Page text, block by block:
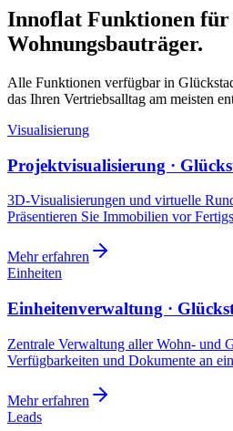
Innoflat Funktionen für
Wohnungsbauträger.
Alle Funktionen verfügbar in
das Ihren Vertriebsalltag am meisten
Visualisierung
Projektvisualisierung ·
3D-Visualisierungen und virtuelle
Präsentieren Sie Immobilien vor
Mehr erfahren
Einheiten
Einheitenverwaltung ·
Zentrale Verwaltung aller Wohn- und
Verfügbarkeiten und Dokumente an
Mehr erfahren
Leads